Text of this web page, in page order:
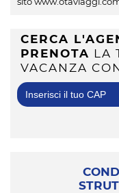
CERCA
PRENOTA
LA
VACANZA